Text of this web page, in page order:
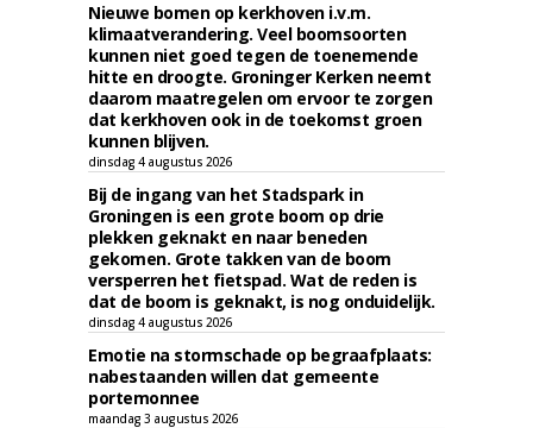
Nieuwe bomen op kerkhoven i.v.m.
klimaatverandering. Veel boomsoorten
kunnen niet goed tegen de toenemende
hitte en droogte. Groninger Kerken neemt
daarom maatregelen om ervoor te zorgen
dat kerkhoven ook in de toekomst groen
kunnen blijven.
dinsdag 4 augustus 2026
Bij de ingang van het Stadspark in
Groningen is een grote boom op drie
plekken geknakt en naar beneden
gekomen. Grote takken van de boom
versperren het fietspad. Wat de reden is
dat de boom is geknakt, is nog onduidelijk.
dinsdag 4 augustus 2026
Emotie na stormschade op begraafplaats:
nabestaanden willen dat gemeente
portemonnee
maandag 3 augustus 2026